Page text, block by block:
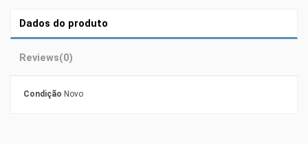
Dados do produto
Reviews(0)
Condição Novo